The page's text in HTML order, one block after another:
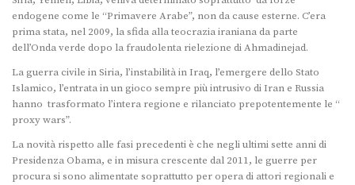
endogene come le “Primavere Arabe”, non da cause esterne. C’era
prima stata, nel 2009, la sfida alla teocrazia iraniana da parte
dell’Onda verde dopo la fraudolenta rielezione di Ahmadinejad.
La guerra civile in Siria, l’instabilità in Iraq, l’emergere dello Stato
Islamico, l’entrata in un gioco sempre più intrusivo di Iran e Russia
hanno trasformato l’intera regione e rilanciato prepotentemente le “
proxy wars”.
La novità rispetto alle fasi precedenti è che negli ultimi sette anni di
Presidenza Obama, e in misura crescente dal 2011, le guerre per
procura si sono alimentate soprattutto per opera di attori regionali e